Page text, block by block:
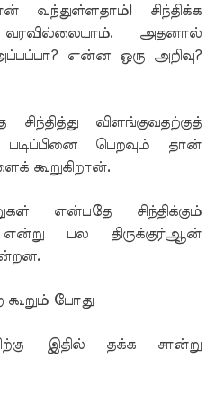
வந்துள்ளதாம்! சிந்திக்க
அதனால்
என்ன ஒரு அறிவு?
விளங்குவதற்குத்
படிப்பினை பெறவும் தான்
கூறுகிறான்.
என்பதே சிந்திக்கும்
பல திருக்குர்ஆன்
போது
இதில் தக்க சான்று